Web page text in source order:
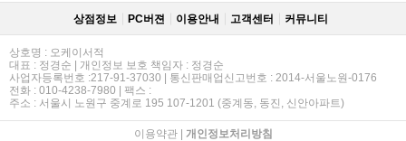
상점정보 PC버젼 이용안내 고객센터 커뮤니티
상호명 : 오케이서적
대표 : 정경순 | 개인정보 보호 책임자 : 정경순
사업자등록번호 :217-91-37030 | 통신판매업신고번호 : 2014-서울노원-0176
전화 : 010-4238-7980 | 팩스 :
주소 : 서울시 노원구 중계로 195 107-1201 (중계동, 동진, 신안아파트)
이용약관| 개인정보처리방침